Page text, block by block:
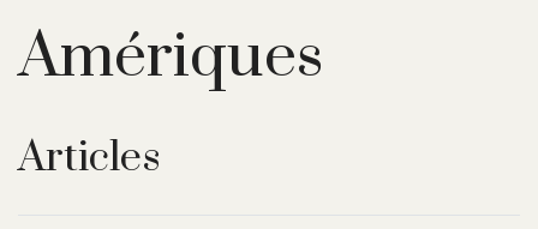
Amériques
Articles